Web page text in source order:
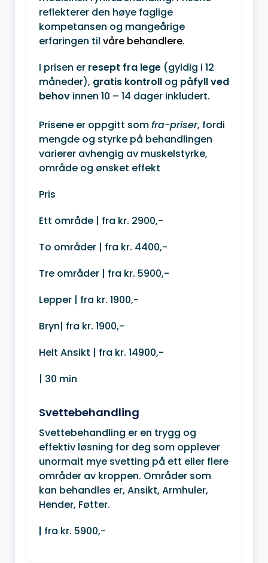
reflekterer den høye faglige
kompetansen og mangeårige
erfaringen til våre behandlere.
I prisen er resept fra lege (gyldig i 12
måneder), gratis kontroll og påfyll ved
behov innen 10 – 14 dager inkludert.
Prisene er oppgitt somfra-priser, fordi
mengde og styrke på behandlingen
varierer avhengig av muskelstyrke,
område og ønsket effekt
Pris
Ett område | fra kr. 2900,-
To områder | fra kr. 4400,-
Tre områder | fra kr. 5900,-
Lepper | fra kr. 1900,-
Bryn| fra kr. 1900,-
Helt Ansikt | fra kr. 14900,-
| 30 min
Svettebehandling
Svettebehandling er en trygg og
effektiv løsning for deg som opplever
unormalt mye svetting på ett eller flere
områder av kroppen. Områder som
kan behandles er, Ansikt, Armhuler,
Hender, Føtter.
| fra kr. 5900,-